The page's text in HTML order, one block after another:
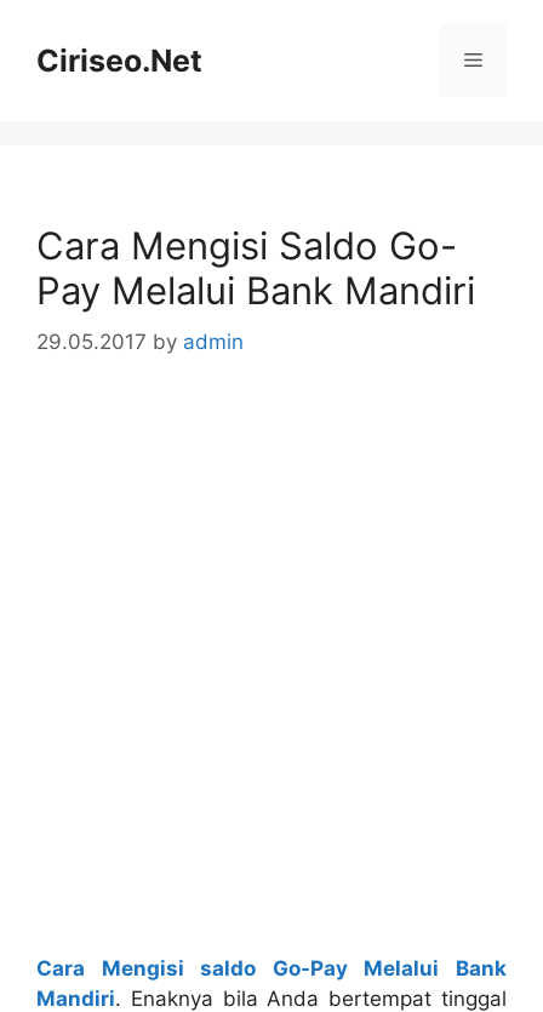
contentCiriseo.Net Menu
Cara Mengisi Saldo Go-
Pay Melalui Bank Mandiri
29.05.2017 by admin
Cara Mengisi saldo Go-Pay Melalui Bank
Mandiri. Enaknya bila Anda bertempat tinggal